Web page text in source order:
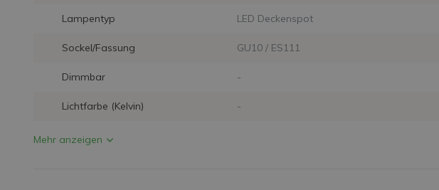
Lampentyp LED Deckenspot
Sockel/Fassung GU10 / ES111
Dimmbar -
Lichtfarbe (Kelvin) -
Mehr anzeigen